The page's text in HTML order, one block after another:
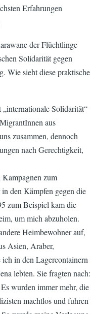
Erfahrungen
der Flüchtlinge
Solidarität gegen
Wie sieht diese praktische
Solidarität“
aus
zusammen, dennoch
nach Gerechtigkeit,
zum
den Kämpfen gegen die
zum Beispiel kam die
um mich abzuholen.
Heimbewohner auf,
Asien, Araber,
in den Lagercontainern
lebten. Sie fragten nach:
wurden immer mehr, die
machtlos und fuhren